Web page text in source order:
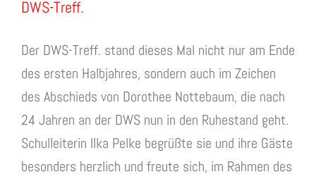
DWS-Treff.
Der DWS-Treff. stand dieses Mal nicht nur am Ende
des ersten Halbjahres, sondern auch im Zeichen
des Abschieds von Dorothee Nottebaum, die nach
24 Jahren an der DWS nun in den Ruhestand geht.
Schulleiterin Ilka Pelke begrüßte sie und ihre Gäste
besonders herzlich und freute sich, im Rahmen des